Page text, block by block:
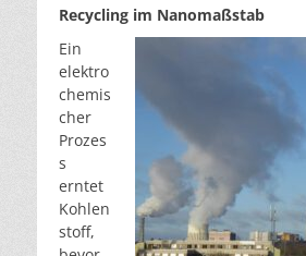
Recycling im Nanomaßstab
Ein
elektro
chemis
cher
Prozes
s
erntet
Kohlen
stoff,